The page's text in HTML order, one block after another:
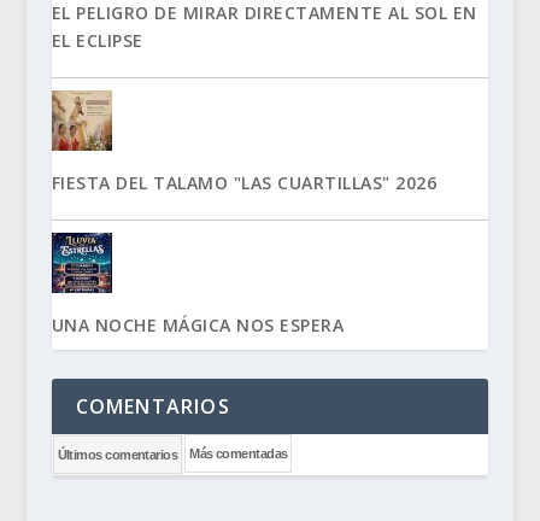
EL PELIGRO DE MIRAR DIRECTAMENTE AL SOL EN
EL ECLIPSE
FIESTA DEL TALAMO "LAS CUARTILLAS" 2026
UNA NOCHE MÁGICA NOS ESPERA
COMENTARIOS
Últimos comentarios Más comentadas